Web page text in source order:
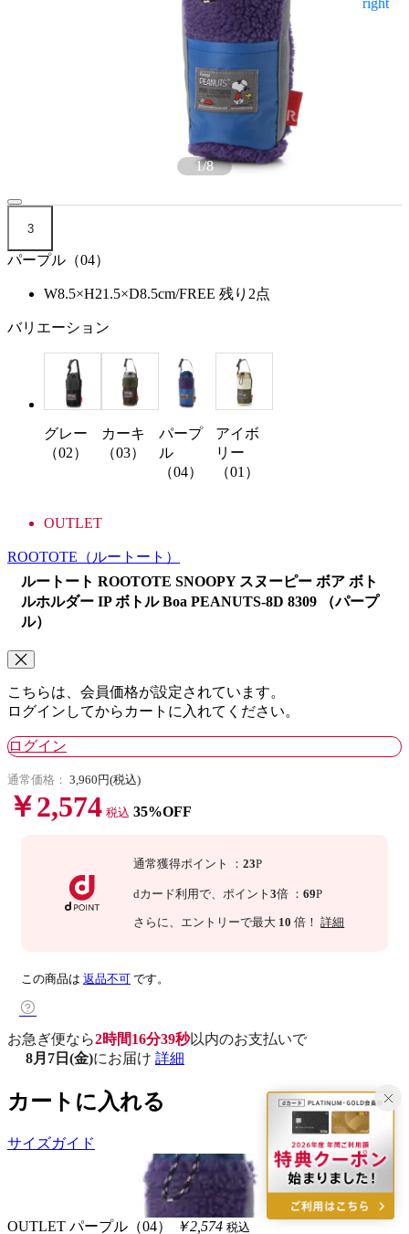
1/8
3
パープル（04）
W8.5×H21.5×D8.5cm/FREE 残り2点
バリエーション
グレー
（02）
カーキ
（03）
パープ
ル
（04）
アイボ
リー
（01）
OUTLET
ROOTOTE （ルートート）
ルートート ROOTOTE SNOOPY スヌーピー ボア ボト
ルホルダー IP ボトル Boa PEANUTS-8D 8309 （パープ
ル）
こちらは、会員価格が設定されています。
ログインしてからカートに入れてください。
ログイン
通常価格： 3,960円(税込)
￥2,574 税込 35%OFF
通常獲得ポイント ：23P
dカード利用で、 ポイント3倍 ：69P
さらに 、エントリーで最大 10 倍！詳細
この商品は 返品不可 です。
お急ぎ便なら2時間16分39秒以内のお支払いで
8月7日(金)にお届け 詳細
カートに入れる
サイズガイド
OUTLET パープル（04） ￥2,574 税込